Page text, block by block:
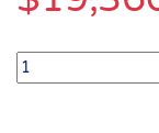
Arequipe Alpina x